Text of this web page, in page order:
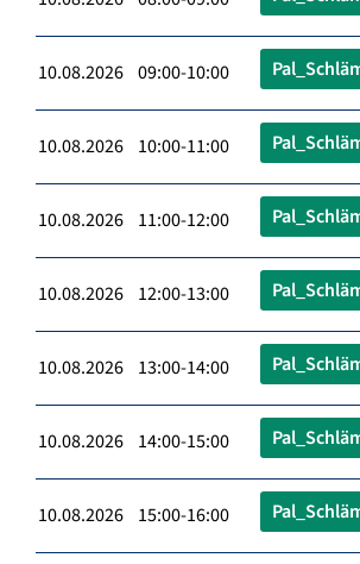
10.08.2026 09:00-10:00
10.08.2026 10:00-11:00
10.08.2026 11:00-12:00
10.08.2026 12:00-13:00
10.08.2026 13:00-14:00
10.08.2026 14:00-15:00
10.08.2026 15:00-16:00